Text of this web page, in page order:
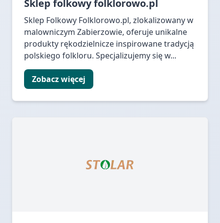
Sklep folkowy folklorowo.pl
Sklep Folkowy Folklorowo.pl, zlokalizowany w
malowniczym Zabierzowie, oferuje unikalne
produkty rękodzielnicze inspirowane tradycją
polskiego folkloru. Specjalizujemy się w...
Zobacz więcej